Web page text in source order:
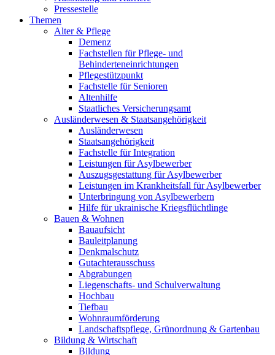
Pressestelle
Themen
Alter & Pflege
Demenz
Fachstellen für Pflege- und
Behinderteneinrichtungen
Pflegestützpunkt
Fachstelle für Senioren
Altenhilfe
Staatliches Versicherungsamt
Ausländerwesen & Staatsangehörigkeit
Ausländerwesen
Staatsangehörigkeit
Fachstelle für Integration
Leistungen für Asylbewerber
Auszugsgestattung für Asylbewerber
Leistungen im Krankheitsfall für Asylbewerber
Unterbringung von Asylbewerbern
Hilfe für ukrainische Kriegsflüchtlinge
Bauen & Wohnen
Bauaufsicht
Bauleitplanung
Denkmalschutz
Gutachterausschuss
Abgrabungen
Liegenschafts- und Schulverwaltung
Hochbau
Tiefbau
Wohnraumförderung
Landschaftspflege, Grünordnung & Gartenbau
Bildung & Wirtschaft
Bildung